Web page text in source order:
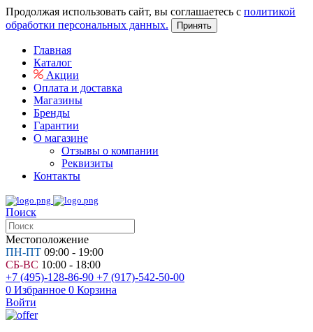
Продолжая использовать сайт, вы соглашаетесь с политикой
обработки персональных данных.
Принять
Главная
Каталог
Акции
Оплата и доставка
Магазины
Бренды
Гарантии
О магазине
Отзывы о компании
Реквизиты
Контакты
Поиск
Местоположение
ПН-ПТ 09:00 - 19:00
СБ-ВС 10:00 - 18:00
+7 (495)-128-86-90 +7 (917)-542-50-00
0 Избранное 0 Корзина
Войти